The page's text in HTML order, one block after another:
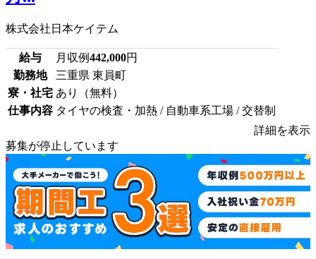
株式会社日本ケイテム
給与 月収例442,000円
勤務地
三重県 東員町
寮・社宅 あり（無料）
仕事内容 タイヤの検査・加熱 / 自動車系工場 / 交替制
詳細を表示
募集が停止しています